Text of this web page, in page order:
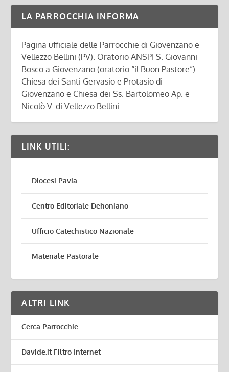
LA PARROCCHIA INFORMA
Pagina ufficiale delle Parrocchie di Giovenzano e
Vellezzo Bellini (PV). Oratorio ANSPI S. Giovanni
Bosco a Giovenzano (oratorio “il Buon Pastore”).
Chiesa dei Santi Gervasio e Protasio di
Giovenzano e Chiesa dei Ss. Bartolomeo Ap. e
Nicolò V. di Vellezzo Bellini.
LINK UTILI:
Diocesi Pavia
Centro Editoriale Dehoniano
Ufficio Catechistico Nazionale
Materiale Pastorale
ALTRI LINK
Cerca Parrocchie
Davide.it Filtro Internet